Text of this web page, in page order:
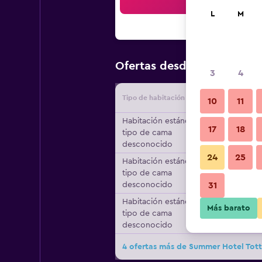
Ofertas desde Oferta
Tipo de habitación
Habitación estándar,
tipo de cama
desconocido
Habitación estándar,
tipo de cama
desconocido
Habitación estándar,
tipo de cama
desconocido
4 ofertas más de Summer Hotel Tott
L M
3 4
10 11
17 18
24 25
31
Más barato